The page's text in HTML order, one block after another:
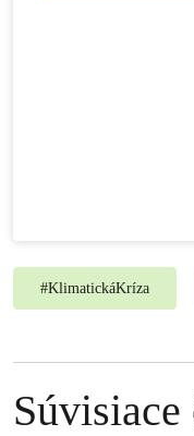
#KlimatickáKríza